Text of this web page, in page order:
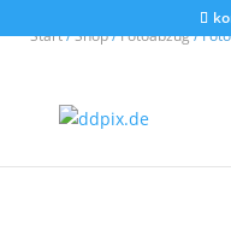
Start/Shop/Fotoabzug/